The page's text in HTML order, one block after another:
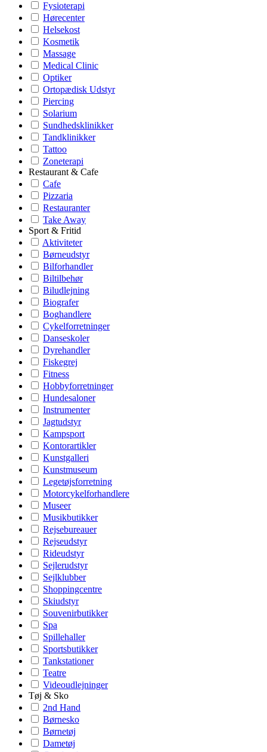
Fysioterapi
Hørecenter
Helsekost
Kosmetik
Massage
Medical Clinic
Optiker
Ortopædisk Udstyr
Piercing
Solarium
Sundhedsklinikker
Tandklinikker
Tattoo
Zoneterapi
Restaurant & Cafe
Cafe
Pizzaria
Restauranter
Take Away
Sport & Fritid
Aktiviteter
Børneudstyr
Bilforhandler
Biltilbehør
Biludlejning
Biografer
Boghandlere
Cykelforretninger
Danseskoler
Dyrehandler
Fiskegrej
Fitness
Hobbyforretninger
Hundesaloner
Instrumenter
Jagtudstyr
Kampsport
Kontorartikler
Kunstgalleri
Kunstmuseum
Legetøjsforretning
Motorcykelforhandlere
Museer
Musikbutikker
Rejsebureauer
Rejseudstyr
Rideudstyr
Sejlerudstyr
Sejlklubber
Shoppingcentre
Skiudstyr
Souvenirbutikker
Spa
Spillehaller
Sportsbutikker
Tankstationer
Teatre
Videoudlejninger
Tøj & Sko
2nd Hand
Børnesko
Børnetøj
Dametøj